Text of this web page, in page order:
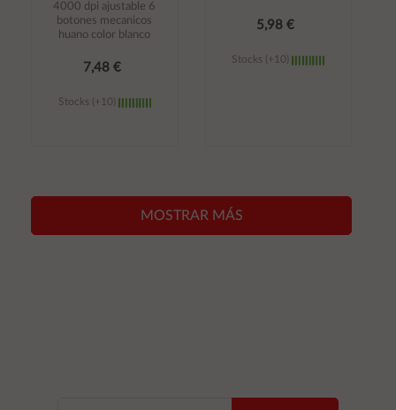
4000 dpi ajustable 6
botones mecanicos
huano color blanco
7,48 €
Stocks (+10)
5,98 €
Stocks (+10)
MOSTRAR MÁS